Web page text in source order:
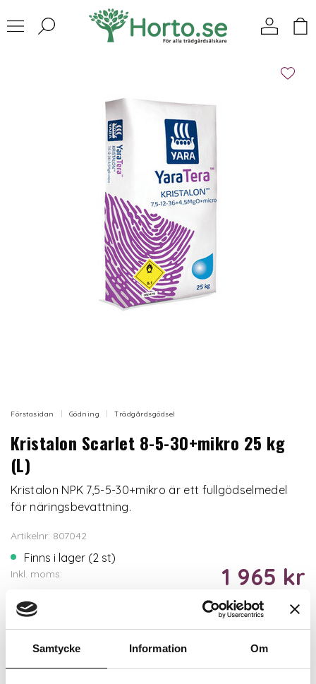
Samtycke Information Om
Förstasidan Gödning Trädgårdsgödsel
Kristalon Scarlet 8-5-30+mikro 25 kg
(L)
Kristalon NPK 7,5-5-30+mikro är ett fullgödselmedel
för näringsbevattning.
Artikelnr: 807042
Finns i lager (2 st)
Inkl. moms: 1 965 kr
Lägg i varukorgen
Trygg betalning
Ekologiskt utbud